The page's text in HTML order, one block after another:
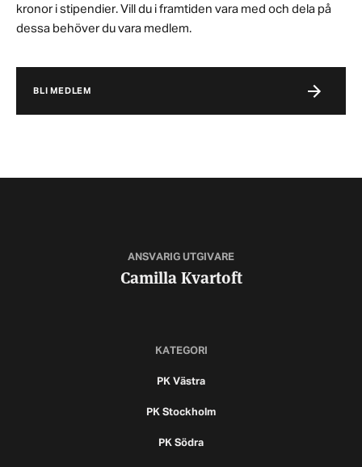
kronor i stipendier. Vill du i framtiden vara med och dela på
dessa behöver du vara medlem.
BLI MEDLEM
ANSVARIG UTGIVARE
Camilla Kvartoft
KATEGORI
PK Västra
PK Stockholm
PK Södra